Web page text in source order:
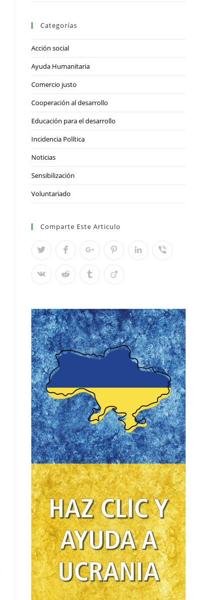
Categorías
Acción social
Ayuda Humanitaria
Comercio justo
Cooperación al desarrollo
Educación para el desarrollo
Incidencia Política
Noticias
Sensibilización
Voluntariado
Comparte Este Articulo